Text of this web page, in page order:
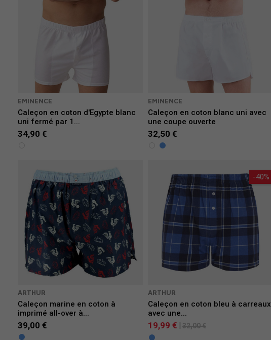
EMINENCE
Caleçon en coton d'Egypte blanc
uni fermé par 1...
34,90 €
EMINENCE
Caleçon en coton blanc uni avec
une coupe ouverte
32,50 €
ARTHUR
Caleçon marine en coton à
imprimé all-over à...
39,00 €
-40%
ARTHUR
Caleçon en coton bleu à carreaux
avec une...
19,99 € 32,00 €